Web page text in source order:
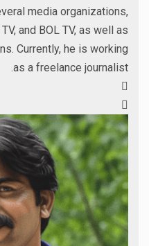
media organizations,
and BOL TV, as well as
Currently, he is working
as a freelance journalist.